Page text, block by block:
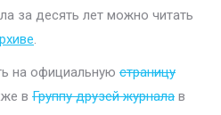
за десять лет можно читать
.
на официальную страницу
в Группу друзей журнала в